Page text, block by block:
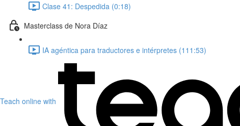
Clase 41: Despedida (0:18)
Masterclass de Nora Díaz
IA agéntica para traductores e intérpretes (111:53)
Teach online with